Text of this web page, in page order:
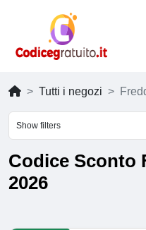
Tutti i negozi
Show filters
Codice Sconto
2026